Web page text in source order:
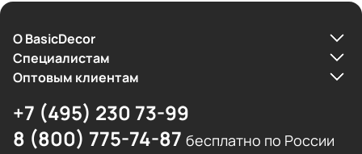
О BasicDecor
Cпециалистам
Оптовым клиентам
+7 (495) 230 73-99
8 (800) 775-74-87 бесплатно по России